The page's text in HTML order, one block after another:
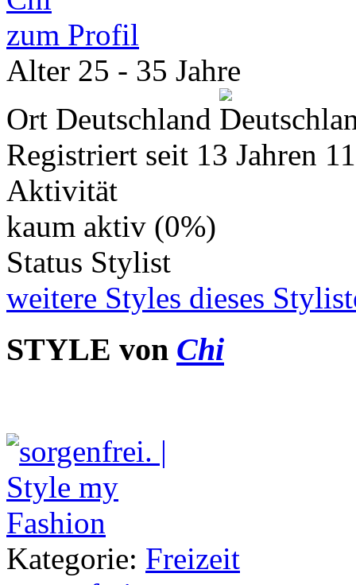
zum Profil
Alter 25 - 35 Jahre
Ort Deutschland
Registriert seit 13 Jahren
Aktivität
kaum aktiv (0%)
Status Stylist
weitere Styles dieses
STYLE von Chi
Kategorie: Freizeit